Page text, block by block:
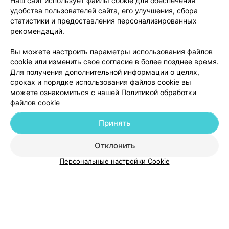
Добавить компанию
Добавить специалиста
Новости проекта
Размещение рекламы
Медицинский маркетинг
Публичный договор
удобства пользователей сайта, его улучшения, сбора
статистики и предоставления персонализированных
рекомендаций.
Вы можете настроить параметры использования файлов
cookie или изменить свое согласие в более позднее время.
Для получения дополнительной информации о целях,
сроках и порядке использования файлов cookie вы
можете ознакомиться с нашей Политикой обработки
файлов cookie
Отклонить
Принять
Персональные настройки Cookie